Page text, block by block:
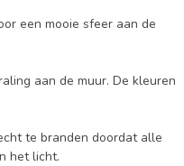
een mooie sfeer aan de
aan de muur. De kleuren
te branden doordat alle
het licht.